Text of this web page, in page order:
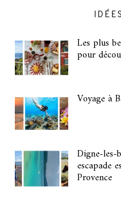
Les plus
pour
Voyage à
Digne-les-
escapade
Provence